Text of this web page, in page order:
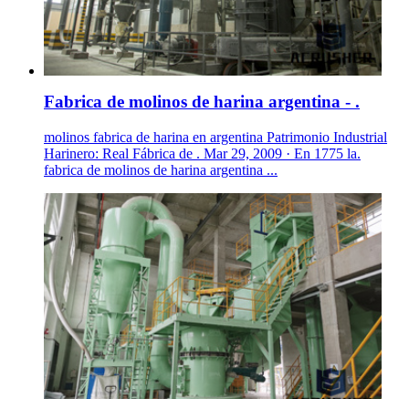
Fabrica de molinos de harina argentina - .
molinos fabrica de harina en argentina Patrimonio Industrial
Harinero: Real Fábrica de . Mar 29, 2009 · En 1775 la.
fabrica de molinos de harina argentina ...